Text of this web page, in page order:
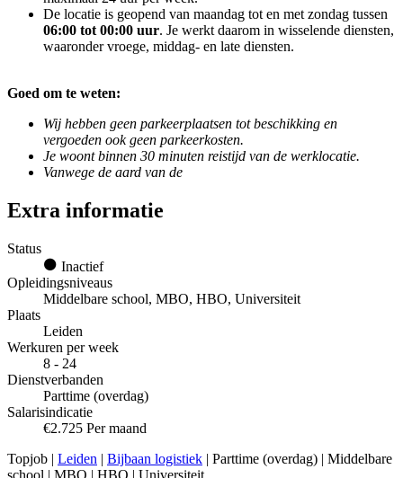
De locatie is geopend van maandag tot en met zondag tussen
06:00 tot 00:00 uur. Je werkt daarom in wisselende diensten,
waaronder vroege, middag- en late diensten.
Goed om te weten:
Wij hebben geen parkeerplaatsen tot beschikking en
vergoeden ook geen parkeerkosten.
Je woont binnen 30 minuten reistijd van de werklocatie.
Vanwege de aard van de
Extra informatie
Status
Inactief
Opleidingsniveaus
Middelbare school, MBO, HBO, Universiteit
Plaats
Leiden
Werkuren per week
8 - 24
Dienstverbanden
Parttime (overdag)
Salarisindicatie
€2.725 Per maand
Topjob | Leiden | Bijbaan logistiek | Parttime (overdag) | Middelbare
school | MBO | HBO | Universiteit